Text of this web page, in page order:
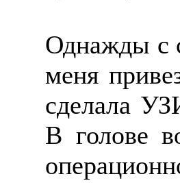
Однажды с
меня
сделала
В голове